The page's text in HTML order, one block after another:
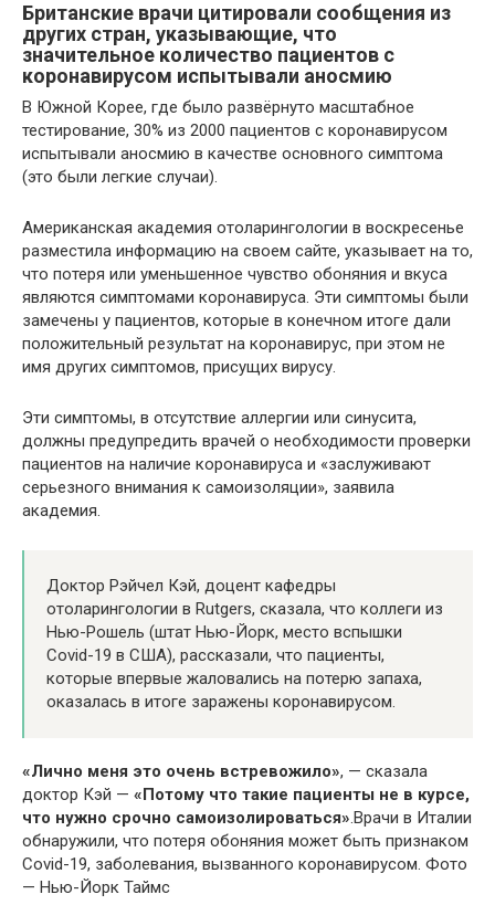
Британские врачи цитировали сообщения из
других стран, указывающие, что
значительное количество пациентов с
коронавирусом испытывали аносмию
В Южной Корее, где было развёрнуто масштабное
тестирование, 30% из 2000 пациентов с коронавирусом
испытывали аносмию в качестве основного симптома
(это были легкие случаи).
Американская академия отоларингологии в воскресенье
разместила информацию на своем сайте, указывает на то,
что потеря или уменьшенное чувство обоняния и вкуса
являются симптомами коронавируса. Эти симптомы были
замечены у пациентов, которые в конечном итоге дали
положительный результат на коронавирус, при этом не
имя других симптомов, присущих вирусу.
Эти симптомы, в отсутствие аллергии или синусита,
должны предупредить врачей о необходимости проверки
пациентов на наличие коронавируса и «заслуживают
серьезного внимания к самоизоляции», заявила
академия.
Доктор Рэйчел Кэй, доцент кафедры
отоларингологии в Rutgers, сказала, что коллеги из
Нью-Рошель (штат Нью-Йорк, место вспышки
Covid-19 в США), рассказали, что пациенты,
которые впервые жаловались на потерю запаха,
оказалась в итоге заражены коронавирусом.
«Лично меня это очень встревожило», — сказала
доктор Кэй — «Потому что такие пациенты не в курсе,
что нужно срочно самоизолироваться».Врачи в Италии
обнаружили, что потеря обоняния может быть признаком
Covid-19, заболевания, вызванного коронавирусом. Фото
— Нью-Йорк Таймс